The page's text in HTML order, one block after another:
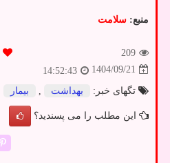
منبع: سلامت
209
1404/09/21
14:52:43
تگهای خبر:
بهداشت بیمار
این مطلب را می پسندید؟